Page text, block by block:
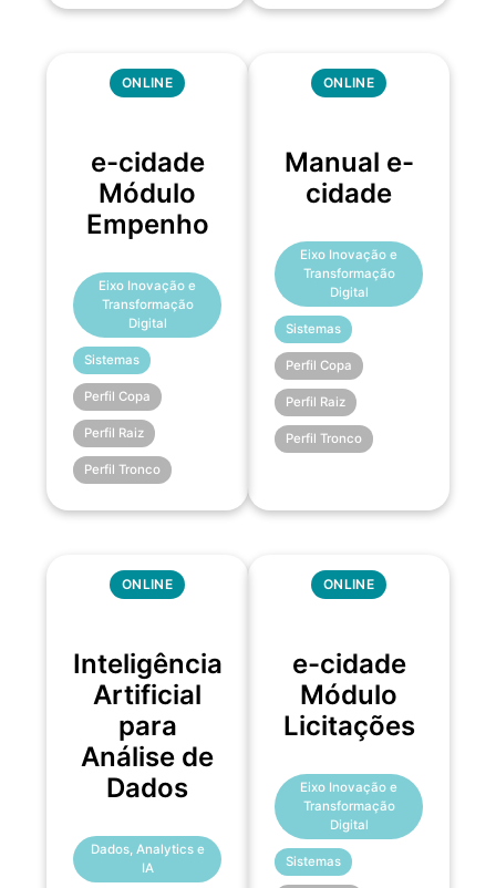
ONLINE
e-cidade
Módulo
Empenho
Eixo Inovação e
Transformação
Digital
Sistemas
Perfil Copa
Perfil Raiz
Perfil Tronco
ONLINE
Manual e-
cidade
Eixo Inovação e
Transformação
Digital
Sistemas
Perfil Copa
Perfil Raiz
Perfil Tronco
ONLINE
Inteligência
Artificial
para
Análise de
Dados
Dados, Analytics e
IA
ONLINE
e-cidade
Módulo
Licitações
Eixo Inovação e
Transformação
Digital
Sistemas